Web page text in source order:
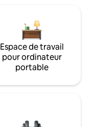
Espace de travail
pour ordinateur
portable